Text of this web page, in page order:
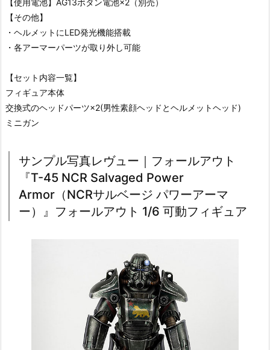
【使用電池】AG13ボタン電池×2（別売）
【その他】
・ヘルメットにLED発光機能搭載
・各アーマーパーツが取り外し可能
【セット内容一覧】
フィギュア本体
交換式のヘッドパーツ×2(男性素顔ヘッドとヘルメットヘッド)
ミニガン
サンプル写真レヴュー｜フォールアウト
『T-45 NCR Salvaged Power
Armor（NCRサルベージ パワーアーマ
ー）』フォールアウト 1/6 可動フィギュア